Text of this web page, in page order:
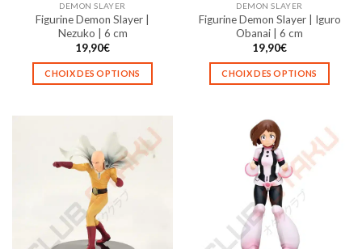
page
du
produit
page
du
produit
DEMON SLAYER
Figurine Demon Slayer |
Nezuko | 6 cm
19,90€
CHOIX DES OPTIONS
plusieurs
variations.
Les
options
peuvent
être
choisies
DEMON SLAYER
Figurine Demon Slayer | Iguro
Obanai | 6 cm
19,90€
CHOIX DES OPTIONS
a
plusieurs
variations.
Les
options
peuvent
être
choisies